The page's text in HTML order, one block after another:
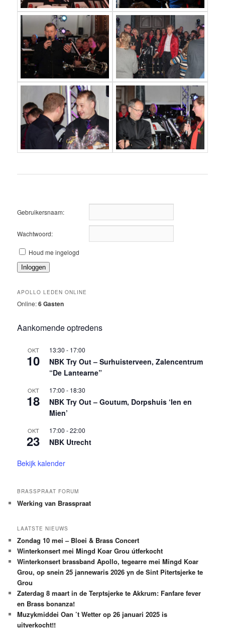
Gebruikersnaam:
Wachtwoord:
Houd me ingelogd
Inloggen
APOLLO LEDEN ONLINE
Online:6 Gasten
Aankomende optredens
OKT
10
13:30 - 17:00
NBK Try Out – Surhuisterveen, Zalencentrum
“De Lantearne”
OKT
18
17:00 - 18:30
NBK Try Out – Goutum, Dorpshuis ‘Ien en
Mien’
OKT
23
17:00 -22:00
NBK Utrecht
Bekijk kalender
BRASSPRAAT FORUM
Werking van Brasspraat
LAATSTE NIEUWS
Zondag 10 mei – Bloei & Brass Concert
Winterkonsert mei Mingd Koar Grou útferkocht
Winterkonsert brassband Apollo, tegearre mei Mingd Koar
Grou, op snein 25 jannewaris 2026 yn de Sint Pitertsjerke te
Grou
Zaterdag 8 maart in de Terptsjerke te Akkrum: Fanfare fever
en Brass bonanza!
Muzykmiddei Oan ’t Wetter op 26 januari 2025 is
uitverkocht!!